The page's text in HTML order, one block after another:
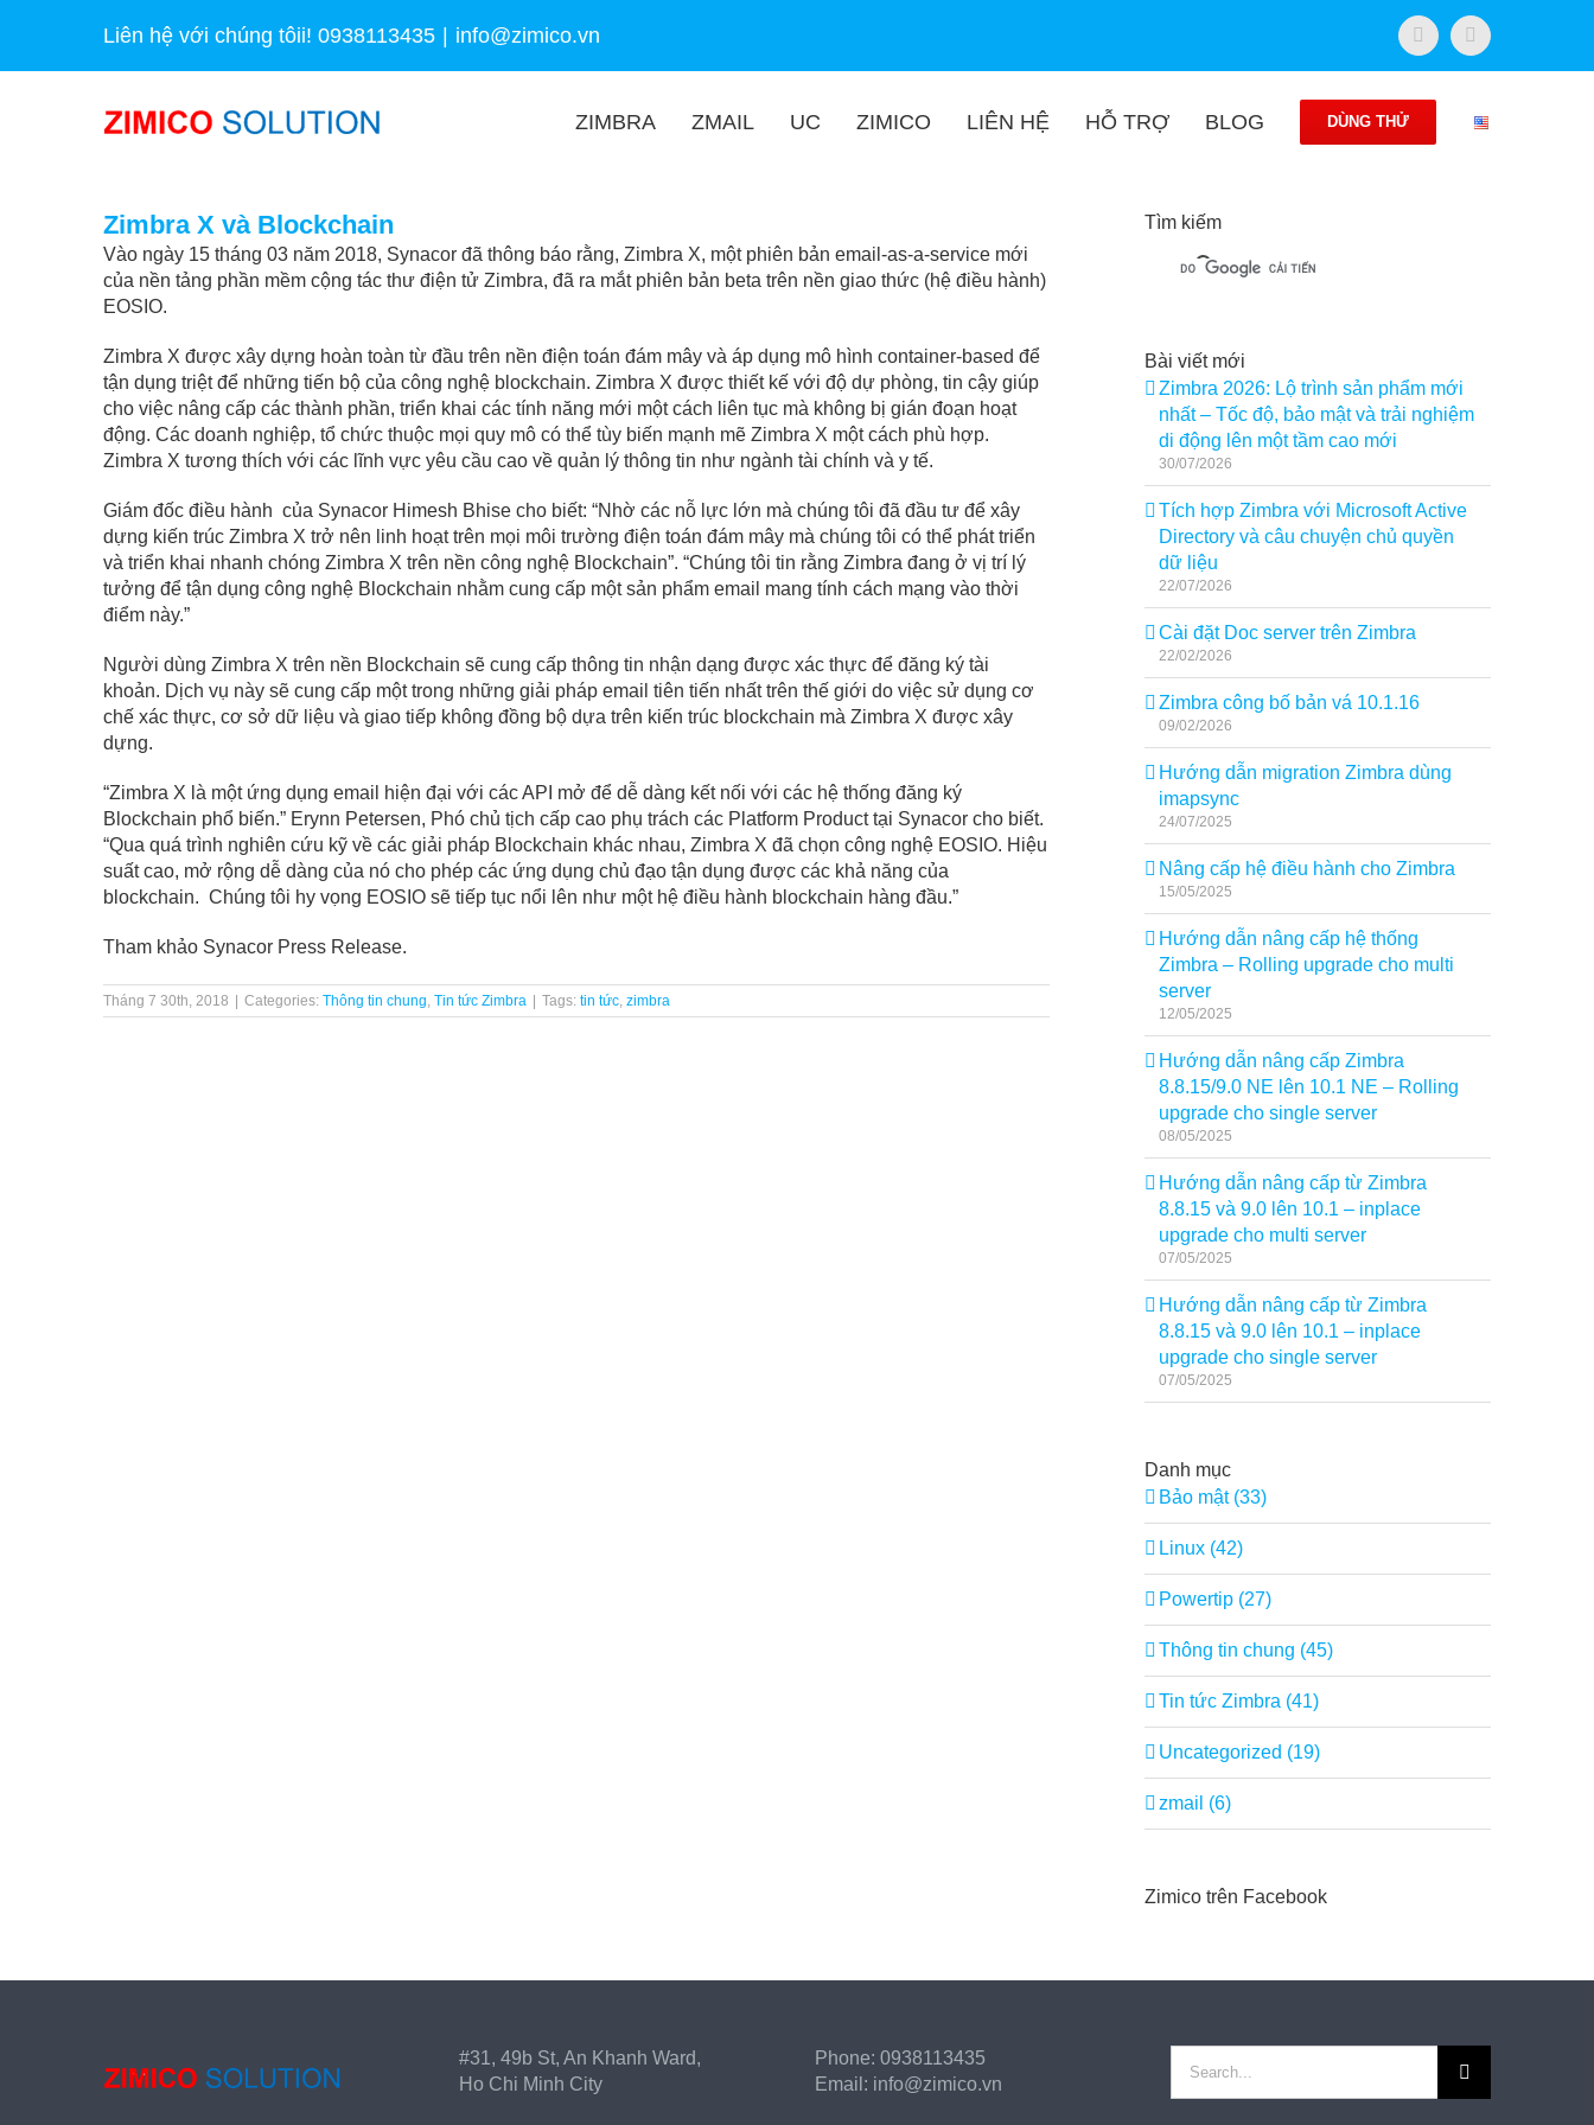
Liên hệ với chúng tôii! 0938113435 info@zimico.vn FacebookTwitter
ZIMBRA ZMAIL UC ZIMICO LIÊN HỆ HỖ TRỢ BLOG DÙNG THỬ
Zimbra X và Blockchain
Vào ngày 15 tháng 03 năm 2018, Synacor đã thông báo rằng, Zimbra X, một phiên bản email-as-a-service mới
của nền tảng phần mềm cộng tác thư điện tử Zimbra, đã ra mắt phiên bản beta trên nền giao thức (hệ điều hành)
EOSIO.
Zimbra X được xây dựng hoàn toàn từ đầu trên nền điện toán đám mây và áp dụng mô hình container-based để
tận dụng triệt để những tiến bộ của công nghệ blockchain. Zimbra X được thiết kế với độ dự phòng, tin cậy giúp
cho việc nâng cấp các thành phần, triển khai các tính năng mới một cách liên tục mà không bị gián đoạn hoạt
động. Các doanh nghiệp, tổ chức thuộc mọi quy mô có thể tùy biến mạnh mẽ Zimbra X một cách phù hợp.
Zimbra X tương thích với các lĩnh vực yêu cầu cao về quản lý thông tin như ngành tài chính và y tế.
Giám đốc điều hành của Synacor Himesh Bhise cho biết: “Nhờ các nỗ lực lớn mà chúng tôi đã đầu tư để xây
dựng kiến trúc Zimbra X trở nên linh hoạt trên mọi môi trường điện toán đám mây mà chúng tôi có thể phát triển
và triển khai nhanh chóng Zimbra X trên nền công nghệ Blockchain”. “Chúng tôi tin rằng Zimbra đang ở vị trí lý
tưởng để tận dụng công nghệ Blockchain nhằm cung cấp một sản phẩm email mang tính cách mạng vào thời
điểm này.”
Người dùng Zimbra X trên nền Blockchain sẽ cung cấp thông tin nhận dạng được xác thực để đăng ký tài
khoản. Dịch vụ này sẽ cung cấp một trong những giải pháp email tiên tiến nhất trên thế giới do việc sử dụng cơ
chế xác thực, cơ sở dữ liệu và giao tiếp không đồng bộ dựa trên kiến trúc blockchain mà Zimbra X được xây
dựng.
“Zimbra X là một ứng dụng email hiện đại với các API mở để dễ dàng kết nối với các hệ thống đăng ký
Blockchain phổ biến.” Erynn Petersen, Phó chủ tịch cấp cao phụ trách các Platform Product tại Synacor cho biết.
“Qua quá trình nghiên cứu kỹ về các giải pháp Blockchain khác nhau, Zimbra X đã chọn công nghệ EOSIO. Hiệu
suất cao, mở rộng dễ dàng của nó cho phép các ứng dụng chủ đạo tận dụng được các khả năng của
blockchain. Chúng tôi hy vọng EOSIO sẽ tiếp tục nổi lên như một hệ điều hành blockchain hàng đầu.”
Tham khảo Synacor Press Release.
Tháng 7 30th, 2018 Categories: Thông tin chung, Tin tức Zimbra Tags: tin tức, zimbra
Tìm kiếm
Bài viết mới
Zimbra 2026: Lộ trình sản phẩm mới
nhất – Tốc độ, bảo mật và trải nghiệm
di động lên một tầm cao mới
30/07/2026
Tích hợp Zimbra với Microsoft Active
Directory và câu chuyện chủ quyền
dữ liệu
22/07/2026
Cài đặt Doc server trên Zimbra
22/02/2026
Zimbra công bố bản vá 10.1.16
09/02/2026
Hướng dẫn migration Zimbra dùng
imapsync
24/07/2025
Nâng cấp hệ điều hành cho Zimbra
15/05/2025
Hướng dẫn nâng cấp hệ thống
Zimbra – Rolling upgrade cho multi
server
12/05/2025
Hướng dẫn nâng cấp Zimbra
8.8.15/9.0 NE lên 10.1 NE – Rolling
upgrade cho single server
08/05/2025
Hướng dẫn nâng cấp từ Zimbra
8.8.15 và 9.0 lên 10.1 – inplace
upgrade cho multi server
07/05/2025
Hướng dẫn nâng cấp từ Zimbra
8.8.15 và 9.0 lên 10.1 – inplace
upgrade cho single server
07/05/2025
Danh mục
Bảo mật (33)
Linux (42)
Powertip (27)
Thông tin chung (45)
Tin tức Zimbra (41)
Uncategorized (19)
zmail (6)
Zimico trên Facebook
#31, 49b St, An Khanh Ward,
Ho Chi Minh City
Phone: 0938113435
Email: info@zimico.vn
for: